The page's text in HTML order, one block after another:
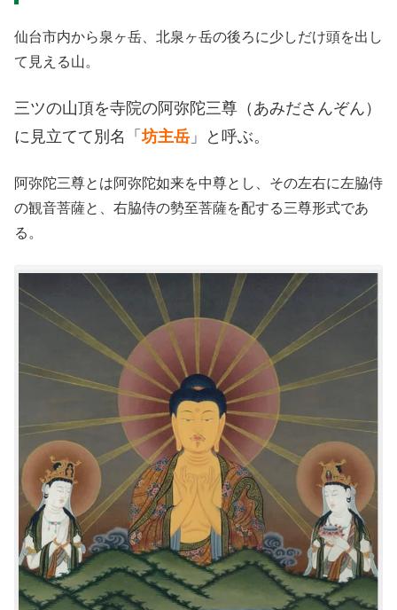
仙台市内から泉ヶ岳、北泉ヶ岳の後ろに少しだけ頭を出し
て見える山。
三ツの山頂を寺院の阿弥陀三尊（あみださんぞん）
に見立てて別名「坊主岳 」と呼ぶ。
阿弥陀三尊とは阿弥陀如来を中尊とし、その左右に左脇侍
の観音菩薩と、右脇侍の勢至菩薩を配する三尊形式であ
る。